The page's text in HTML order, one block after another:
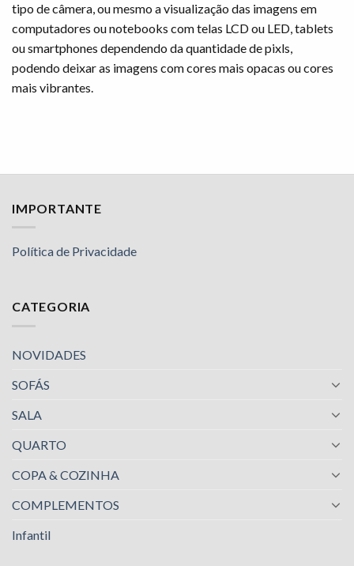
tipo de câmera, ou mesmo a visualização das imagens em
computadores ou notebooks com telas LCD ou LED, tablets
ou smartphones dependendo da quantidade de pixls,
podendo deixar as imagens com cores mais opacas ou cores
mais vibrantes.
IMPORTANTE
Política de Privacidade
CATEGORIA
NOVIDADES
SOFÁS
SALA
QUARTO
COPA & COZINHA
COMPLEMENTOS
Infantil